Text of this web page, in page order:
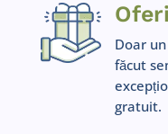
Doar
făcut
gratuit.